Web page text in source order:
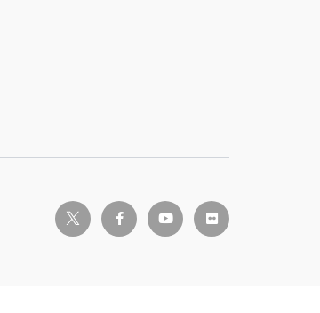
twitter-x facebook-fyoutube flickr